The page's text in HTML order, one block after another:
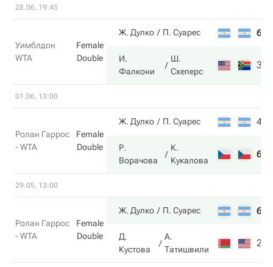
28.06, 19:45
Уимблдон
WTA
Female
Double
Ж. Дулко П. Суарес 6
И.
Фалкони
Ш.
Схеперс
3
01.06, 13:00
Ролан Гаррос
- WTA
Female
Double
Ж. Дулко П. Суарес 4
Р.
Ворачова
К.
Кукалова
6
29.05, 13:00
Ролан Гаррос
- WTA
Female
Double
Ж. Дулко П. Суарес 6
Д.
Кустова
А.
Татишвили
2